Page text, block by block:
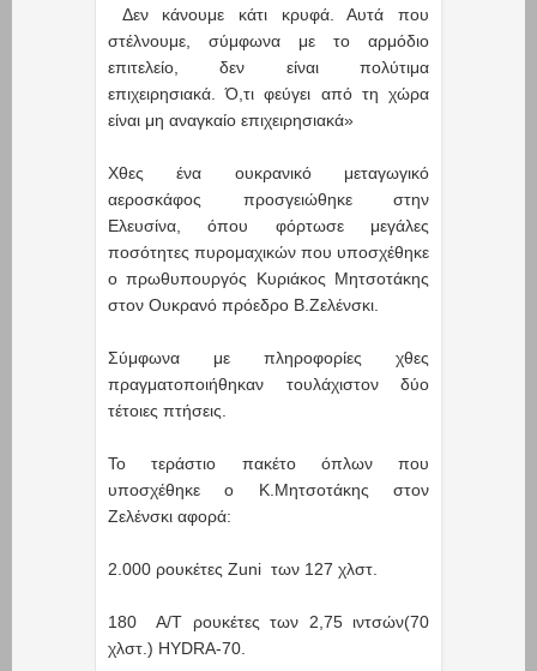
Δεν κάνουμε κάτι κρυφά. Αυτά που
στέλνουμε, σύμφωνα με το αρμόδιο
επιτελείο, δεν είναι πολύτιμα
επιχειρησιακά. Ό,τι φεύγει από τη χώρα
είναι μη αναγκαίο επιχειρησιακά»
Χθες ένα ουκρανικό μεταγωγικό
αεροσκάφος προσγειώθηκε στην
Ελευσίνα, όπου φόρτωσε μεγάλες
ποσότητες πυρομαχικών που υποσχέθηκε
ο πρωθυπουργός Κυριάκος Μητσοτάκης
στον Ουκρανό πρόεδρο Β.Ζελένσκι.
Σύμφωνα με πληροφορίες χθες
πραγματοποιήθηκαν τουλάχιστον δύο
τέτοιες πτήσεις.
Το τεράστιο πακέτο όπλων που
υποσχέθηκε ο Κ.Μητσοτάκης στον
Ζελένσκι αφορά:
2.000 ρουκέτες Zuni των 127 χλστ.
180 Α/Τ ρουκέτες των 2,75 ιντσών(70
χλστ.) HYDRA-70.